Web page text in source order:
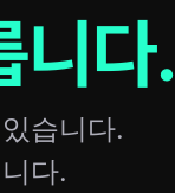
니다.
습니다.
다.